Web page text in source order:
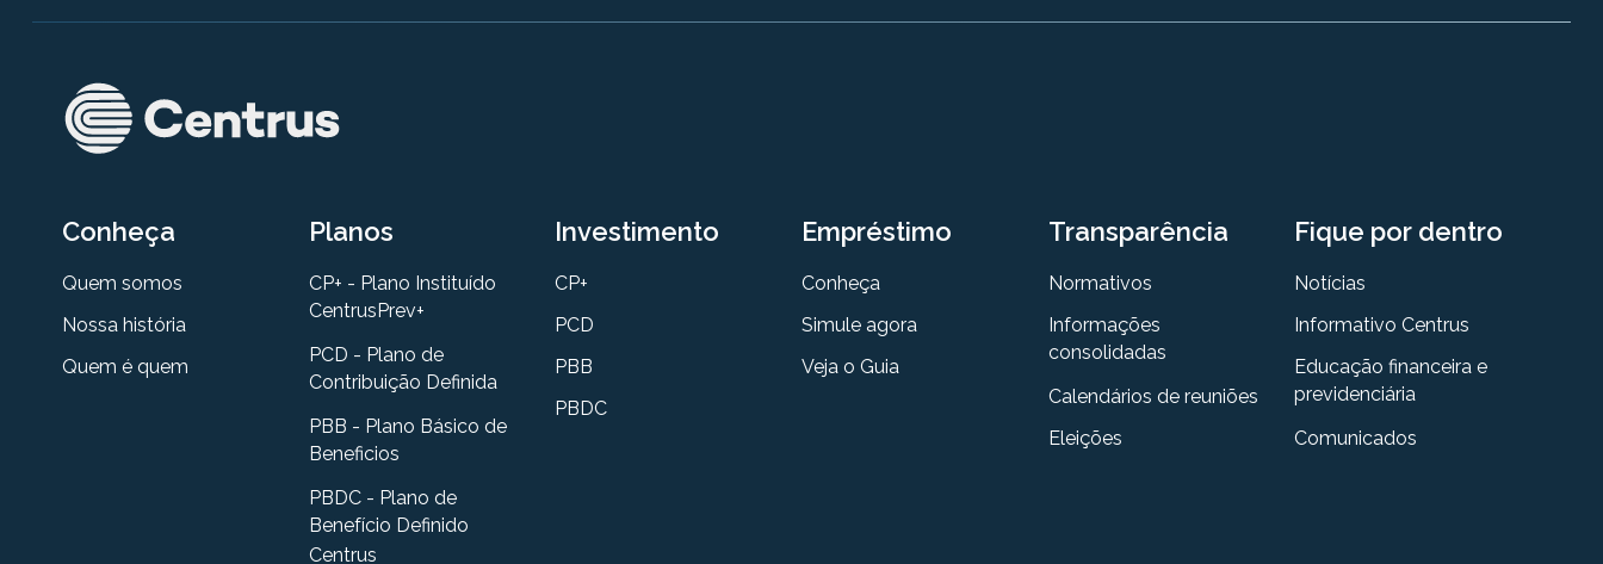
Conheça
Quem somos
Nossa história
Quem é quem
Planos
CP+ - Plano Instituído
CentrusPrev+
PCD - Plano de
Contribuição Definida
PBB - Plano Básico de
Beneficios
PBDC - Plano de
Benefício Definido
Centrus
Investimento
CP+
PCD
PBB
PBDC
Empréstimo
Conheça
Simule agora
Veja o Guia
Transparência
Normativos
Informações
consolidadas
Calendários de reuniões
Eleições
Fique por dentro
Notícias
Informativo Centrus
Educação financeira e
previdenciária
Comunicados